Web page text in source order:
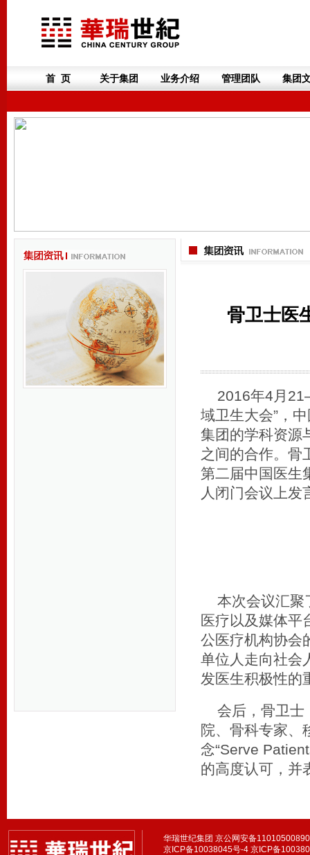
首 页 关于集团 业务介绍 管理团队 集团
骨卫士医
2016年4月
域卫生大会”，
集团的学科资源
之间的合作。骨
第二届中国医生
人闭门会议上发
本次会议汇聚
医疗以及媒体平
公医疗机构协会
单位人走向社会
发医生积极性的
会后，骨卫士
院、骨科专家、
念“Serve
的高度认可，并
华瑞世纪集团 京公网安备
京ICP备10038045号-4 京ICP备